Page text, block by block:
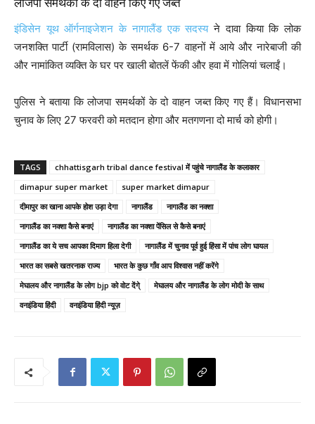
लोजपा समर्थकों के दो वाहन किए गए जब्त
इंडिसेन यूथ ऑर्गनाइजेशन के नागालैंड एक सदस्यने दावा किया कि लोक
जनशक्ति पार्टी (रामविलास) के समर्थक 6-7 वाहनों में आये और नारेबाजी की
और नामांकित व्यक्ति के घर पर खाली बोतलें फेंकी और हवा में गोलियां चलाईं।
पुलिस ने बताया कि लोजपा समर्थकों के दो वाहन जब्त किए गए हैं। विधानसभा
चुनाव के लिए 27 फरवरी को मतदान होगा और मतगणना दो मार्च को होगी।
TAGS
chhattisgarh tribal dance festival में पहुंचे नागालैंड के कलाकार
dimapur super market
super market dimapur
दीमापुर का खाना आपके होश उड़ा देगा
नागालैंड
नागालैंड का नक्शा
नागालैंड का नक्शा कैसे बनाएं
नागालैंड का नक्शा पेंसिल से कैसे बनाएं
नागालैंड का ये सच आपका दिमाग हिला देगी
नागालैंड में चुनाव पूर्व हुई हिंसा में पांच लोग घायल
भारत का सबसे खतरनाक राज्य
भारत के कुछ गाँव आप विश्वास नहीं करेंगे
मेघालय और नागालैंड के लोग bjp को वोट देंगे्
मेघालय और नागालैंड के लोग मोदी के साथ
वनइंडिया हिंदी
वनइंडिया हिंदी न्यूज़